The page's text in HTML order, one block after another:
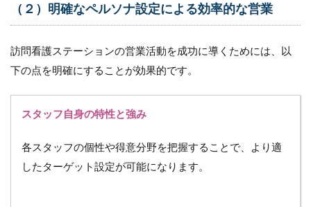
（２）明確なペルソナ設定による効率的な営業
訪問看護ステーションの営業活動を成功に導くためには、以
下の点を明確にすることが効果的です。
スタッフ自身の特性と強み
各スタッフの個性や得意分野を把握することで、より適
したターゲット設定が可能になります。